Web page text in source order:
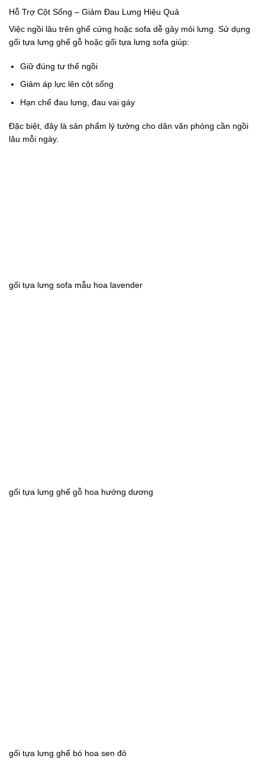
Hỗ Trợ Cột Sống – Giảm Đau Lưng Hiệu Quả
Việc ngồi lâu trên ghế cứng hoặc sofa dễ gây mỏi lưng. Sử dụng
gối tựa lưng ghế gỗ hoặc gối tựa lưng sofa giúp:
Giữ đúng tư thế ngồi
Giảm áp lực lên cột sống
Hạn chế đau lưng, đau vai gáy
Đặc biệt, đây là sản phẩm lý tưởng cho dân văn phòng cần ngồi
lâu mỗi ngày.
gối tựa lưng sofa mẫu hoa lavender
gối tựa lưng ghế gỗ hoa hướng dương
gối tựa lưng ghế bó hoa sen đỏ